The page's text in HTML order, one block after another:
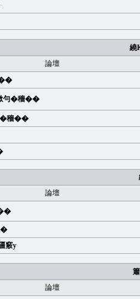
繞
論壇
��
勻�穡��
�穡��
論壇
��
�
竅y
論壇